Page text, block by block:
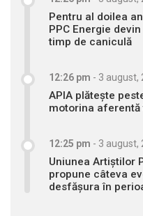
Pentru al doilea
PPC Energie
timp de caniculă
12:26 pm - 3 august,
APIA plătește
motorina
12:25 pm - 3 august,
Uniunea Artiștilor
propune câteva
desfășura în